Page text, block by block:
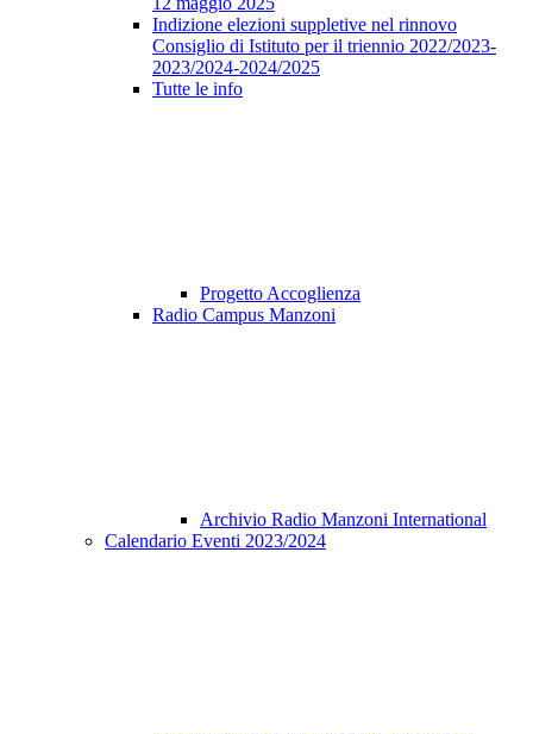
Indizione elezioni suppletive nel rinnovo
Consiglio di Istituto per il triennio 2022/2023-
2023/2024-2024/2025
Tutte le info
Progetto Accoglienza
Radio Campus Manzoni
Archivio Radio Manzoni International
Calendario Eventi 2023/2024